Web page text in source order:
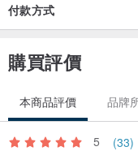
付款方式
購買評價
本商品評價 品牌
5 (33)